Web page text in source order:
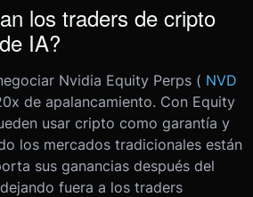
los traders de cripto
IA?
Nvidia Equity Perps ( NVD
de apalancamiento. Con Equity
usar cripto como garantía y
los mercados tradicionales están
sus ganancias después del
fuera a los traders